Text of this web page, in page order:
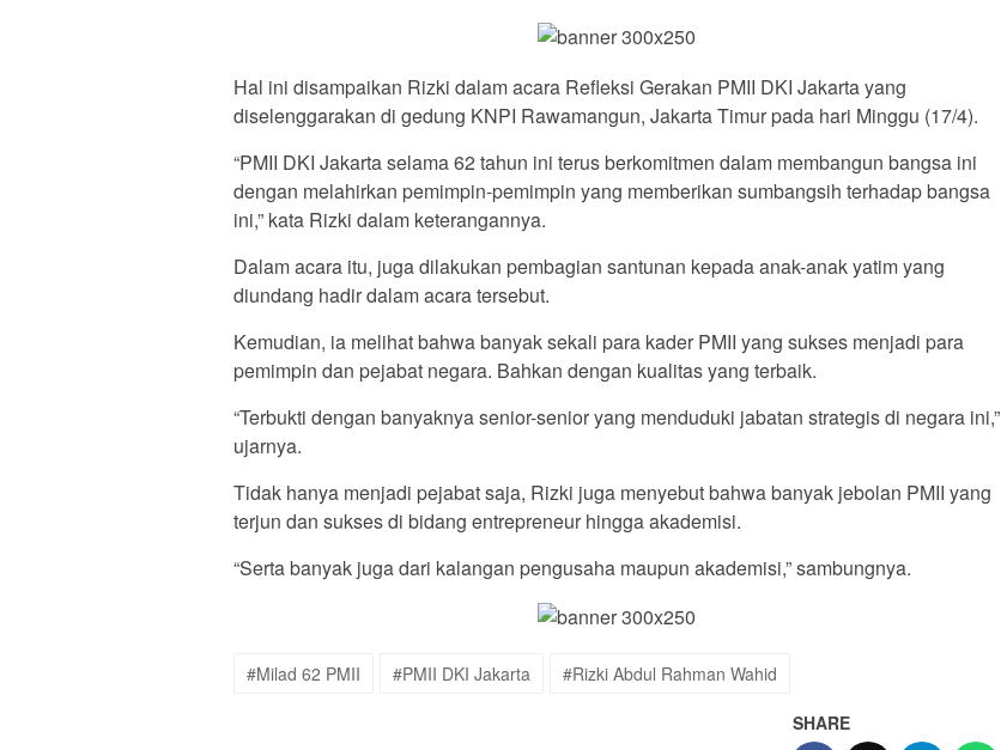
Hal ini disampaikan Rizki dalam acara Refleksi Gerakan PMII DKI Jakarta yang
diselenggarakan di gedung KNPI Rawamangun, Jakarta Timur pada hari Minggu (17/4).
“PMII DKI Jakarta selama 62 tahun ini terus berkomitmen dalam membangun bangsa ini
dengan melahirkan pemimpin-pemimpin yang memberikan sumbangsih terhadap bangsa
ini,” kata Rizki dalam keterangannya.
Dalam acara itu, juga dilakukan pembagian santunan kepada anak-anak yatim yang
diundang hadir dalam acara tersebut.
Kemudian, ia melihat bahwa banyak sekali para kader PMII yang sukses menjadi para
pemimpin dan pejabat negara. Bahkan dengan kualitas yang terbaik.
“Terbukti dengan banyaknya senior-senior yang menduduki jabatan strategis di negara ini,”
ujarnya.
Tidak hanya menjadi pejabat saja, Rizki juga menyebut bahwa banyak jebolan PMII yang
terjun dan sukses di bidang entrepreneur hingga akademisi.
“Serta banyak juga dari kalangan pengusaha maupun akademisi,” sambungnya.
#Milad 62 PMII #PMII DKI Jakarta #Rizki Abdul Rahman Wahid
SHARE